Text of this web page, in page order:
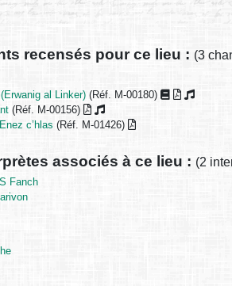
recensés pour ce lieu : (3
al Linker) (Réf. M-00180)
(Réf. M-00156)
c’hlas (Réf. M-01426)
associés à ce lieu : (2
Fanch